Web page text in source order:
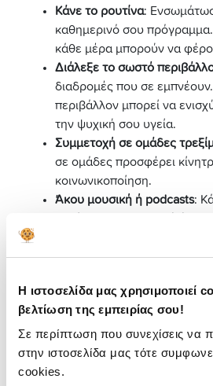
Η ιστοσελίδα μας χρησιμοποιεί
βελτίωση της εμπειρίας σου!
Σε περίπτωση που συνεχίσεις να
στην ιστοσελίδα μας τότε
cookies.
Κάνε το ρουτίνα:
καθημερινό σου
κάθε μέρα μπορούν να
Διάλεξε το σωστό
διαδρομές που σε
περιβάλλον μπορεί να
την ψυχική σου υγεία.
Συμμετοχή σε ομάδες
σε ομάδες προσφέρει
κοινωνικοποίηση.
Άκου μουσική ή podcasts:
Πώς να
τραυματισμούς
πλήρεςcheck upείναι κρίσιμη,
προχωρημένος. Η πρόληψη των
επίσης καθοριστική για